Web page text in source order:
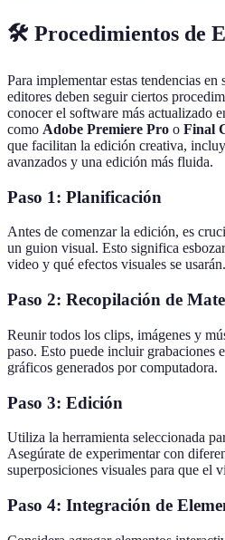
🛠️ Procedimientos de
Para implementar estas tendencias
editores deben seguir ciertos
conocer el software más actualizado
como Adobe Premiere Pro o Final
que facilitan la edición creativa,
avanzados y una edición más fluida.
Paso 1: Planificación
Antes de comenzar la edición, es
un guion visual. Esto significa
video y qué efectos visuales se usarán.
Paso 2: Recopilación de
Reunir todos los clips, imágenes y
paso. Esto puede incluir grabaciones
gráficos generados por computadora.
Paso 3: Edición
Utiliza la herramienta seleccionada
Asegúrate de experimentar con
superposiciones visuales para que el
Paso 4: Integración de